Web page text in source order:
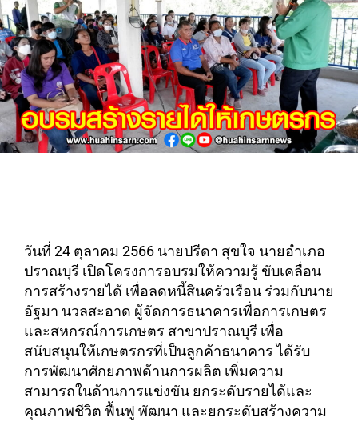
วันที่ 24 ตุลาคม 2566 นายปรีดา สุขใจ นายอำเภอ
ปราณบุรี เปิดโครงการอบรมให้ความรู้ ขับเคลื่อน
การสร้างรายได้ เพื่อลดหนี้สินครัวเรือน ร่วมกับนาย
อัฐมา นวลสะอาด ผู้จัดการธนาคารเพื่อการเกษตร
และสหกรณ์การเกษตร สาขาปราณบุรี เพื่อ
สนับสนุนให้เกษตรกรที่เป็นลูกค้าธนาคาร ได้รับ
การพัฒนาศักยภาพด้านการผลิต เพิ่มความ
สามารถในด้านการแข่งขัน ยกระดับรายได้และ
คุณภาพชีวิต ฟื้นฟู พัฒนา และยกระดับสร้างความ